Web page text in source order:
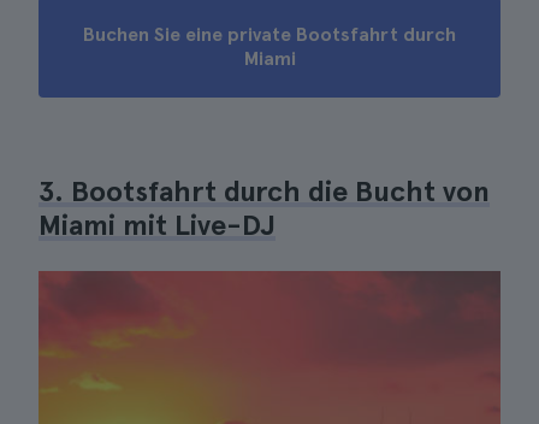
Buchen Sie eine private Bootsfahrt durch
Miami
3. Bootsfahrt durch die Bucht von
Miami mit Live-DJ